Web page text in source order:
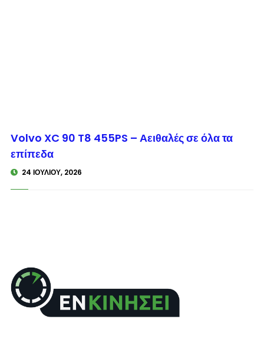
© enkinisi.gr
Volvo XC 90 T8 455PS – Αειθαλές σε όλα τα
επίπεδα
24 ΙΟΥΛΊΟΥ, 2026